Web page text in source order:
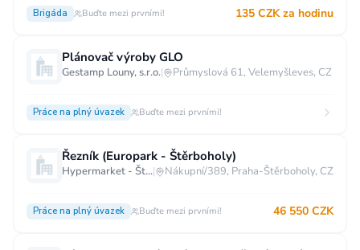
Brigáda Buďte mezi prvními! 135 CZK za hodinu
Plánovač výroby GLO
Gestamp Louny, s.r.o.| Průmyslová 61, Velemyšleves, CZ
Práce na plný úvazek Buďte mezi prvními!
Řezník (Europark - Štěrboholy)
Hypermarket - Štěrboholy| Nákupní/389, Praha-Štěrboholy, CZ
Práce na plný úvazek Buďte mezi prvními! 46 550 CZK